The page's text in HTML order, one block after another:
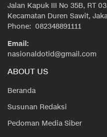
Jalan Kapuk III No 35B, RT
Kecamatan Duren Sawit,
Phone: 082348891111
Email:
nasionaldotid@gmail.com
ABOUT US
Beranda
Susunan Redaksi
Pedoman Media Siber